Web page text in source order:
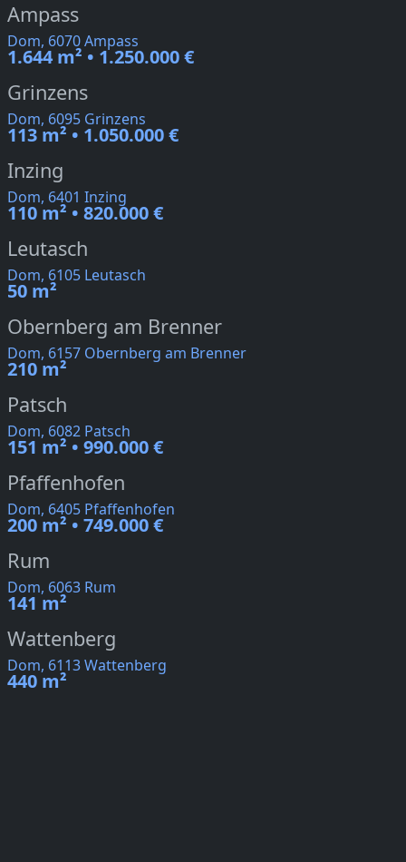
Ampass
Dom, 6070 Ampass
1.644 m² • 1.250.000 €
Grinzens
Dom, 6095 Grinzens
113 m² • 1.050.000 €
Inzing
Dom, 6401 Inzing
110 m² • 820.000 €
Leutasch
Dom, 6105 Leutasch
50 m²
Obernberg am Brenner
Dom, 6157 Obernberg am Brenner
210 m²
Patsch
Dom, 6082 Patsch
151 m² • 990.000 €
Pfaffenhofen
Dom, 6405 Pfaffenhofen
200 m² • 749.000 €
Rum
Dom, 6063 Rum
141 m²
Wattenberg
Dom, 6113 Wattenberg
440 m²